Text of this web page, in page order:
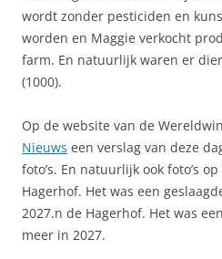
wordt zonder pesticiden en
worden en Maggie verkocht
farm. En natuurlijk waren er
(1000).
Op de website van de
Nieuws een verslag van deze
foto’s. En natuurlijk ook foto’s
Hagerhof. Het was een
2027.n de Hagerhof. Het was
meer in 2027.